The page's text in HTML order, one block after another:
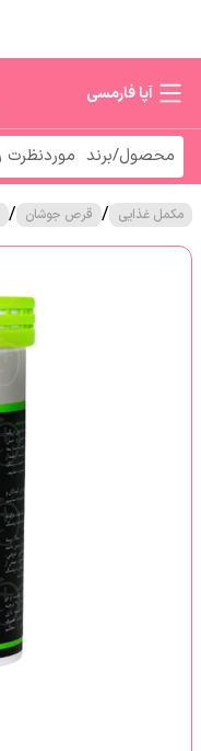
آپا فارمسی
مکمل غذایی / قرص جوشان /